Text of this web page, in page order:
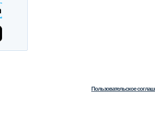
Пользовательское